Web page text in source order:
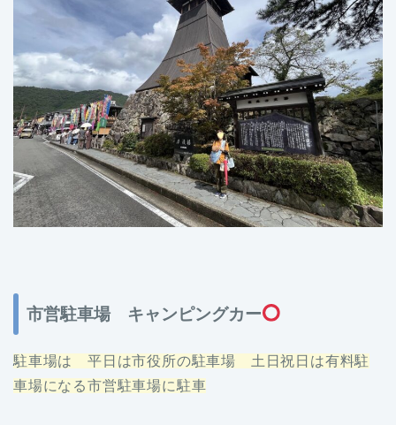
市営駐車場 キャンピングカー
駐車場は 平日は市役所の駐車場 土日祝日は有料駐
車場になる市営駐車場に駐車